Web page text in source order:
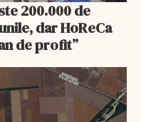
200.000 de
dar HoReCa
de profit”